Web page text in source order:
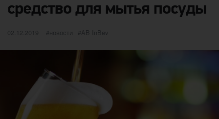
средство для мытья посуды
Опубликовано
02.12.2019 категории
новости Метки
AB InBev